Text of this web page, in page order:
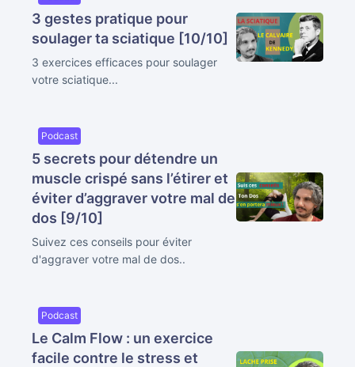
3 gestes pratique pour
soulager ta sciatique [10/10]
3 exercices efficaces pour soulager
votre sciatique...
Podcast
5 secrets pour détendre un
muscle crispé sans l’étirer et
éviter d’aggraver votre mal de
dos [9/10]
Suivez ces conseils pour éviter
d'aggraver votre mal de dos..
Podcast
Le Calm Flow : un exercice
facile contre le stress et